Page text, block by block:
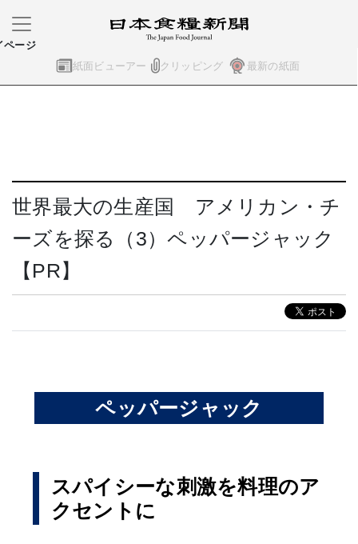
紙面ビューアー クリッピング 最新の紙面
ページ
世界最大の生産国 アメリカン・チ
ーズを探る（3）ペッパージャック
【PR】
ペッパージャック
スパイシーな刺激を料理のア
クセントに